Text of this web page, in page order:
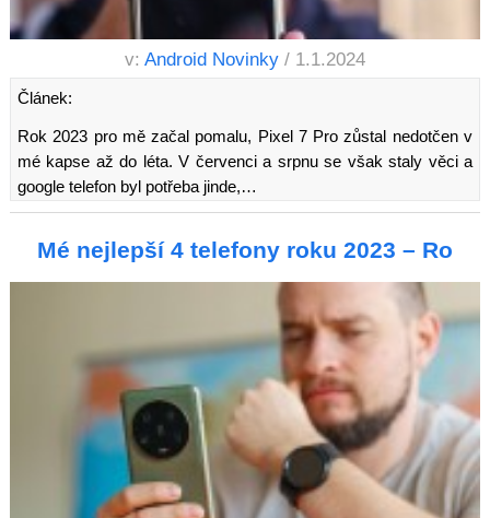
v: Android Novinky / 1.1.2024
Článek:
Rok 2023 pro mě začal pomalu, Pixel 7 Pro zůstal nedotčen v
mé kapse až do léta. V červenci a srpnu se však staly věci a
google telefon byl potřeba jinde,…
Mé nejlepší 4 telefony roku 2023 – Ro